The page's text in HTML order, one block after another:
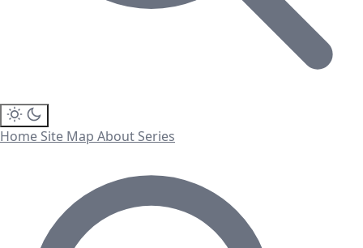
Home Site Map About Series